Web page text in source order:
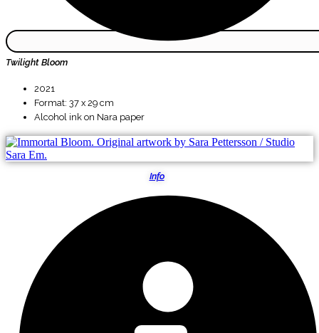
Twilight Bloom
2021
Format: 37 x 29 cm
Alcohol ink on Nara paper
Info